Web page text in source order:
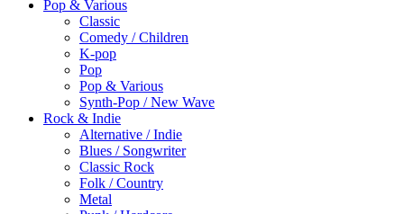
Pop & Various
Classic
Comedy / Children
K-pop
Pop
Pop & Various
Synth-Pop / New Wave
Rock & Indie
Alternative / Indie
Blues / Songwriter
Classic Rock
Folk / Country
Metal